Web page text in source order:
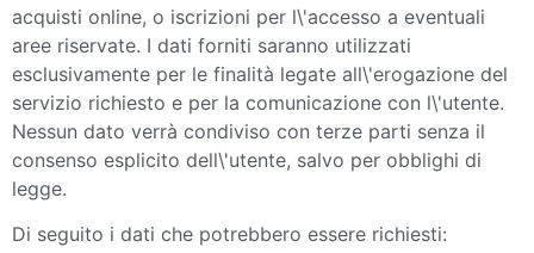
acquisti online, o iscrizioni per l\'accesso a eventuali
aree riservate. I dati forniti saranno utilizzati
esclusivamente per le finalità legate all\'erogazione del
servizio richiesto e per la comunicazione con l\'utente.
Nessun dato verrà condiviso con terze parti senza il
consenso esplicito dell\'utente, salvo per obblighi di
legge.
Di seguito i dati che potrebbero essere richiesti: